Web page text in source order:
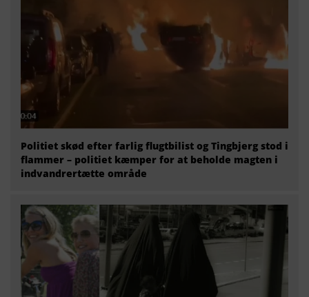
Politiet skød efter farlig flugtbilist og Tingbjerg stod i
flammer – politiet kæmper for at beholde magten i
indvandrertætte område